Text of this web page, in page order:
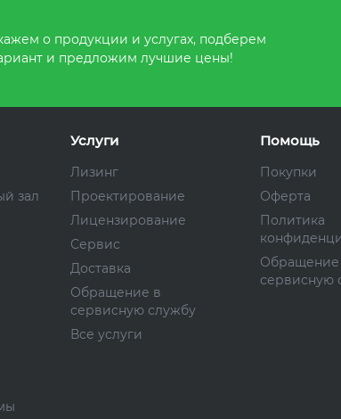
о продукции и услугах, подберем
и предложим лучшие цены!
зал
Услуги
Лизинг
Проектирование
Лицензирование
Сервис
Доставка
Обращение в
сервисную службу
Все услуги
Помощь
Покупки
Оферта
Политика
Обращение
сервисную